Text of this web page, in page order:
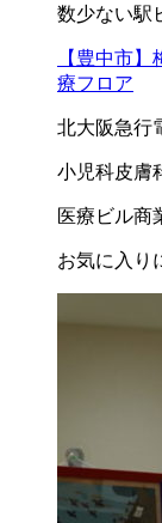
数少ない駅
【豊中市
療フロア
北大阪急行
小児科皮膚
医療ビル商
お気に入り